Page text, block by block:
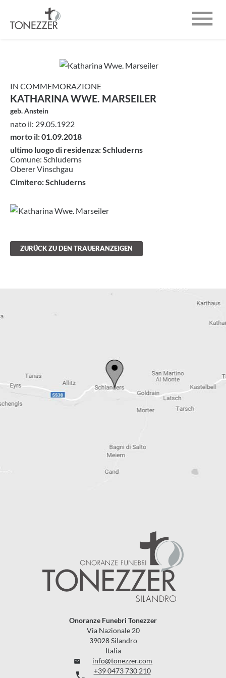
NECROLOGI

IN COMMEMORAZIONE
KATHARINA WWE. MARSEILER
geb. Anstein
nato il: 29.05.1922
morto il: 01.09.2018
ultimo luogo di residenza: Schluderns
Comune: Schluderns
Oberer Vinschgau
Cimitero: Schluderns
ZURÜCK ZU DEN TRAUERANZEIGEN
Onoranze Funebri Tonezzer
Via Nazionale 20
39028 Silandro
Italia
 info@tonezzer.com
+39 0473 730 210